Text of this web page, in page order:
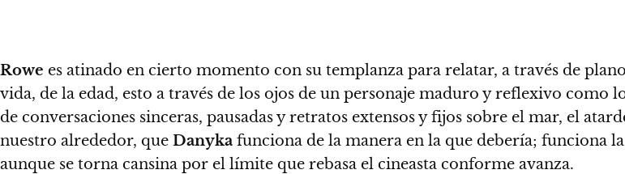
Rowe es atinado en cierto momento con su templanza para relatar, a través de
vida, de la edad, esto a través de los ojos de un personaje maduro y reflexivo como
de conversaciones sinceras, pausadas y retratos extensos y fijos sobre el mar, el
nuestro alrededor, que Danyka funciona de la manera en la que debería; funciona
aunque se torna cansina por el límite que rebasa el cineasta conforme avanza.